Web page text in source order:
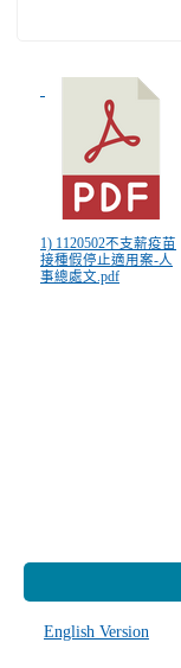
1) 1120502不支薪疫苗
接種假停止適用案-人
事總處文.pdf
English Version